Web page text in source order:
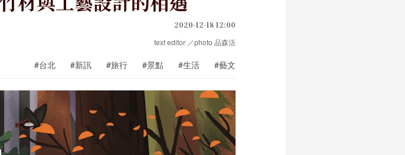
2020-12-18 12:00
text editor ／photo 品森活
#台北 #新訊 #旅行 #景點 #生活 #藝文